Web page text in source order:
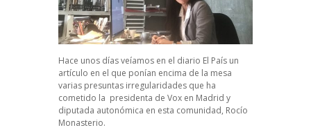
Hace unos días veíamos en el diario El País un
artículo en el que ponían encima de la mesa
varias presuntas irregularidades que ha
cometido la presidenta de Vox en Madrid y
diputada autonómica en esta comunidad, Rocío
Monasterio.